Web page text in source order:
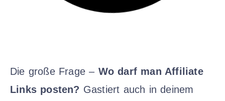
Die große Frage – Wo darf man Affiliate
Links posten? Gastiert auch in deinem